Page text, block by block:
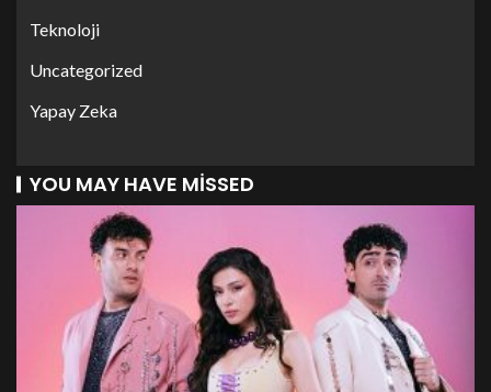
Teknoloji
Uncategorized
Yapay Zeka
YOU MAY HAVE MISSED